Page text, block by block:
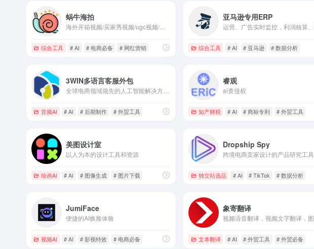
蜗牛海拍
海外开箱视频/买家秀视频/ugc视频/亚马逊影响者视频，行业市占率第一
综合工具 # AI # 电商必备 # 网红营销
亚马逊专用ERP
综合工具 # AI # 亚马逊 # 数据分析
3WIN多语言客服外包
音频AI # AI # 后期制作 # 外贸工具
睿观
ai查侵权
知产财税 # AI # 商标专利 # 外贸工具
美图设计室
以人为本的设计工具和资源
绘画AI # AI # 图像生成 # 图片下载
Dropship Spy
跨境电商卖家设计的产品研究工具
独立站选品 # AI # TikTok # 数据分析
JumiFace
便捷的AI换脸体验
视频AI # AI # 影视特效 # 电商必备
象寄翻译
文本翻译 # AI # 外贸工具 # 外贸必备